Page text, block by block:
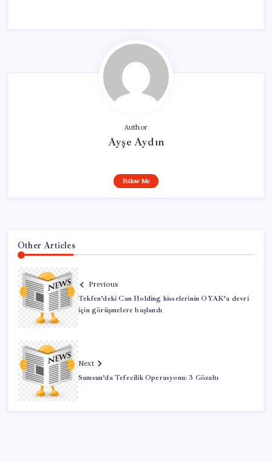
Author
Ayşe Aydın
Follow Me
Other Articles
Previous
Tekfen’deki Can Holding hisselerinin OYAK’a devri
için görüşmelere başlandı
Next
Samsun’da Tefecilik Operasyonu: 3 Gözaltı